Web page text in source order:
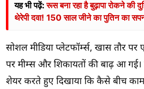
यह भी पढ़ें:रूस बना रहा है बुढ़ापा रोकने की
थेरेपी दवा! 150 साल जीने का पुतिन का
सोशल मीडिया प्लेटफॉर्म्स, खास तौर पर
पर मीम्स और शिकायतों की बाढ़ आ गई।
शेयर करते हुए दिखाया कि कैसे बीच